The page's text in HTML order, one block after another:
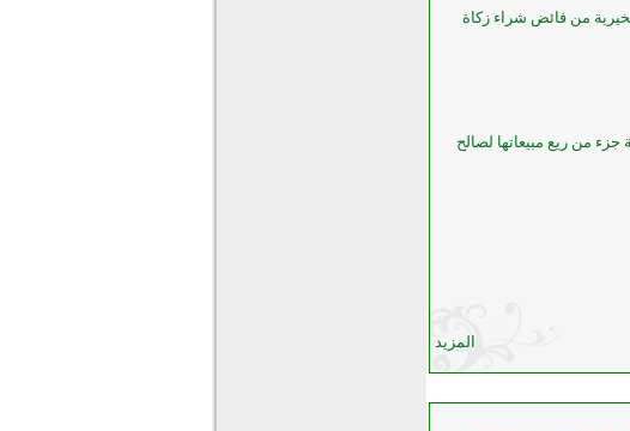
من فائض شراء زكاة
من ريع مبيعاتها لصالح
المزيد